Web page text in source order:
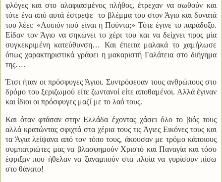
φλόγες και στο αλαφιασμένος πλήθος, έτρεχαν να σωθούν και
τότε ένα από αυτά έστρεψε
το βλέμμα του στον Άγιο και δυνατά
του λέει: «Λοιπόν πού είναι η Πούντα;» Τότε έγινε το παράδοξο.
Είδαν τον Άγιο να σηκώνει το χέρι του και να δείχνει προς μία
συγκεκριμένη κατεύθυνση… Και έπειτα μαλακά το χαμήλωσε
όπως χαρακτηριστικά γράφει η μακαριστή Γαλάτεια στο διήγημα
της….
Έτσι ήταν οι πρόσφυγες Άγιοι. Συντρόφευαν τους ανθρώπους στο
δρόμο του ξεριζωμού είτε ζωντανοί είτε αποθαμένοι. Αλλά έγιναν
και ίδιοι οι πρόσφυγες μαζί με το λαό τους.
Και όταν φτάσαν στην Ελλάδα έχοντας χάσει όλο το βιός τους
αλλά κρατώντας σφιχτά στα χέρια τους τις Άγιες Εικόνες τους και
τα Άγια λείψανα από τον τόπο τους, άκουσαν με τρόμο κάποιους
συμπατριώτες μας να βλασφημούν Χριστό και Παναγία και τόσο
έφριξαν που ήθελαν να ξαναμπούν στα πλοία να γυρίσουν πίσω
στο θάνατο!